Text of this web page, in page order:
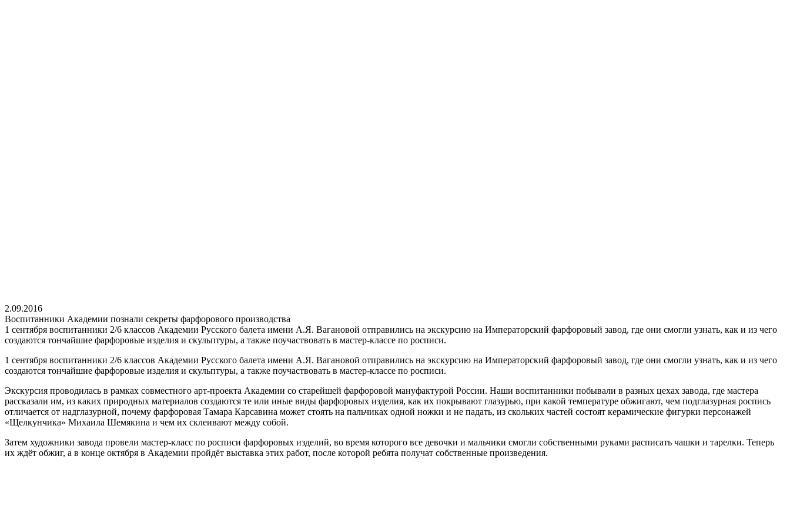
2.09.2016
Воспитанники Академии познали секреты фарфорового производства
1 сентября воспитанники 2/6 классов Академии Русского балета имени А.Я. Вагановой отправились на экскурсию на Императорский фарфоровый завод, где они смогли узнать, как и из чего
создаются тончайшие фарфоровые изделия и скульптуры, а также поучаствовать в мастер-классе по росписи.
1 сентября воспитанники 2/6 классов Академии Русского балета имени А.Я. Вагановой отправились на экскурсию на Императорский фарфоровый завод, где они смогли узнать, как и из чего
создаются тончайшие фарфоровые изделия и скульптуры, а также поучаствовать в мастер-классе по росписи.
Экскурсия проводилась в рамках совместного арт-проекта Академии со старейшей фарфоровой мануфактурой России. Наши воспитанники побывали в разных цехах завода, где мастера
рассказали им, из каких природных материалов создаются те или иные виды фарфоровых изделия, как их покрывают глазурью, при какой температуре обжигают, чем подглазурная роспись
отличается от надглазурной, почему фарфоровая Тамара Карсавина может стоять на пальчиках одной ножки и не падать, из скольких частей состоят керамические фигурки персонажей
«Щелкунчика» Михаила Шемякина и чем их склеивают между собой.
Затем художники завода провели мастер-класс по росписи фарфоровых изделий, во время которого все девочки и мальчики смогли собственными руками расписать чашки и тарелки. Теперь
их ждёт обжиг, а в конце октября в Академии пройдёт выставка этих работ, после которой ребята получат собственные произведения.